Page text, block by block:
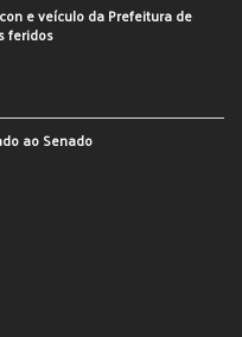
e veículo da Prefeitura de
feridos
ao Senado